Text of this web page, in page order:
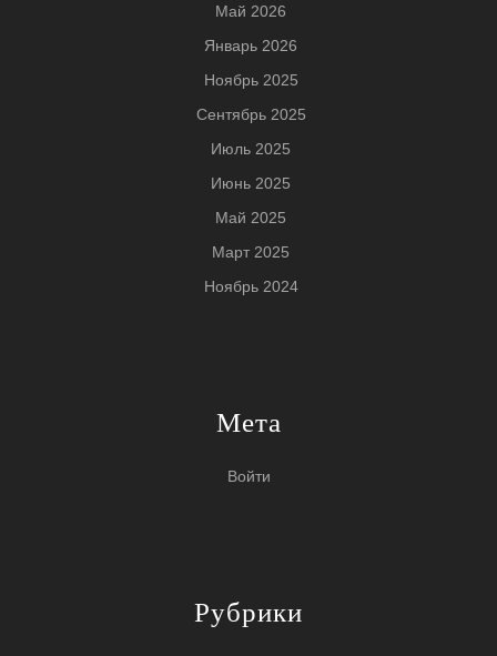
Май 2026
Январь 2026
Ноябрь 2025
Сентябрь 2025
Июль 2025
Июнь 2025
Май 2025
Март 2025
Ноябрь 2024
Мета
Войти
Рубрики